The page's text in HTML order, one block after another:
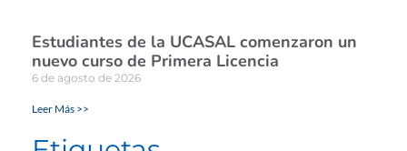
Estudiantes de la UCASAL comenzaron un
nuevo curso de Primera Licencia
6 de agosto de 2026
Leer Más >>